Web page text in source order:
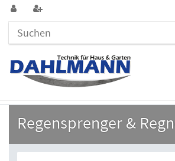
Regensprenger &